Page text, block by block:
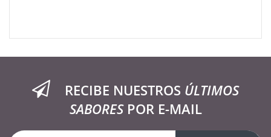
RECIBE NUESTROS ÚLTIMOS
SABORESPOR E-MAIL